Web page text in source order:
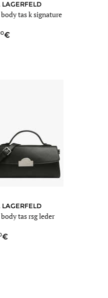
LAGERFELD
body tas k signature
LAGERFELD
tas rsg leder